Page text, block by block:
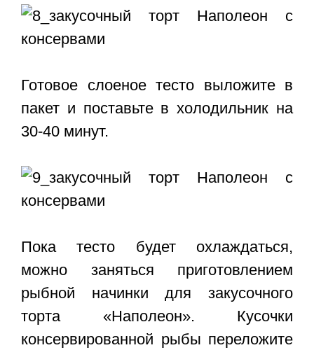
Готовое слоеное тесто выложите в
пакет и поставьте в холодильник на
30-40 минут.
Пока тесто будет охлаждаться,
можно заняться приготовлением
рыбной начинки для закусочного
торта «Наполеон». Кусочки
консервированной рыбы переложите